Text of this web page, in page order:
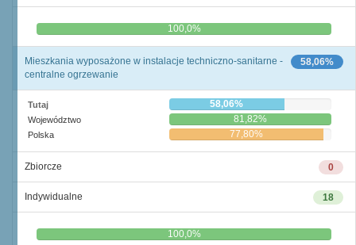
0,0% 100,0%
58,06%
Mieszkania wyposażone w instalacje techniczno-sanitarne -
centralne ogrzewanie
Tutaj 58,06%
Województwo 81,82%
Polska 77,80%
0
Zbiorcze
18
Indywidualne
0,0% 100,0%